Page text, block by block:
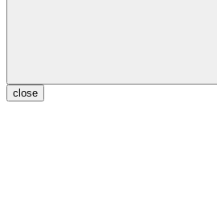
close